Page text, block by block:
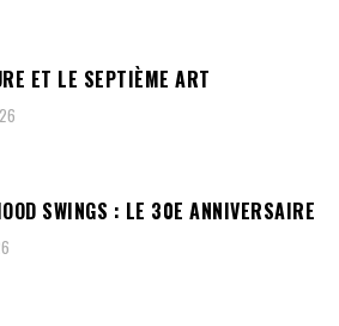
ET LE SEPTIÈME ART
SWINGS : LE 30E ANNIVERSAIRE